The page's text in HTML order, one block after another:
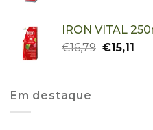
IRON VITAL
€16,79 €15,11
Em destaque